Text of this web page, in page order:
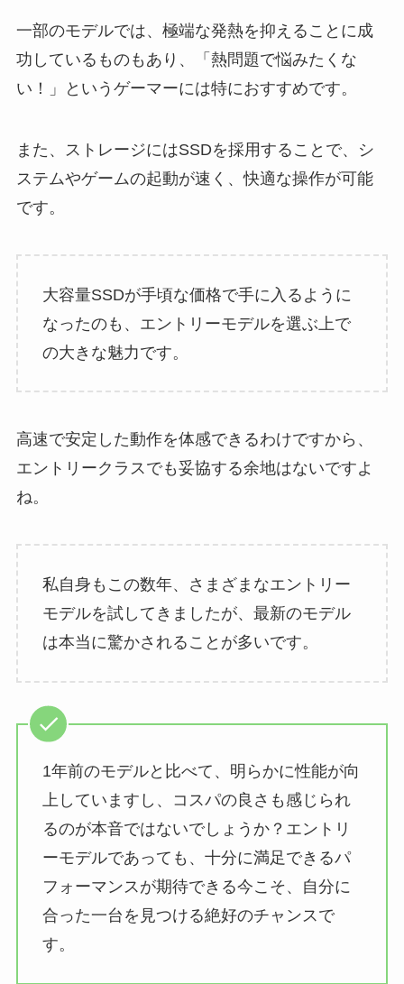
一部のモデルでは、極端な発熱を抑えることに成
功しているものもあり、「熱問題で悩みたくな
い！」というゲーマーには特におすすめです。
また、ストレージにはSSDを採用することで、シ
ステムやゲームの起動が速く、快適な操作が可能
です。
大容量SSDが手頃な価格で手に入るように
なったのも、エントリーモデルを選ぶ上で
の大きな魅力です。
高速で安定した動作を体感できるわけですから、
エントリークラスでも妥協する余地はないですよ
ね。
私自身もこの数年、さまざまなエントリー
モデルを試してきましたが、最新のモデル
は本当に驚かされることが多いです。
1年前のモデルと比べて、明らかに性能が向
上していますし、コスパの良さも感じられ
るのが本音ではないでしょうか？エントリ
ーモデルであっても、十分に満足できるパ
フォーマンスが期待できる今こそ、自分に
合った一台を見つける絶好のチャンスで
す。